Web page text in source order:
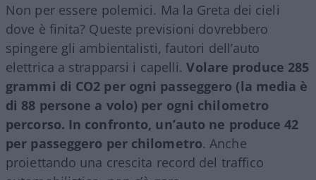
Non per essere polemici. Ma la Greta dei cieli
dove è finita? Queste previsioni dovrebbero
spingere gli ambientalisti, fautori dell’auto
elettrica a strapparsi i capelli.Volare produce 285
grammi di CO2 per ogni passeggero (la media è
di 88 persone a volo) per ogni chilometro
percorso. In confronto, un’auto ne produce 42
per passeggero per chilometro. Anche
proiettando una crescita record del traffico